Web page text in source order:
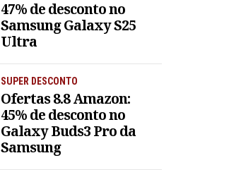
47% de desconto no
Samsung Galaxy S25
Ultra
SUPER DESCONTO
Ofertas 8.8 Amazon:
45% de desconto no
Galaxy Buds3 Pro da
Samsung